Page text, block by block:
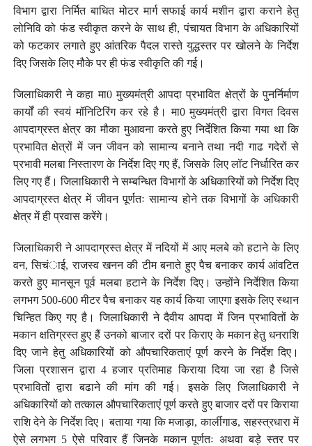
विभाग द्वारा निर्मित बाधित मोटर मार्ग सफाई कार्य मशीन द्वारा कराने हेतु
लोनिवि को फंड स्वीकृत करने के साथ ही, पंचायत विभाग के अधिकारियों
को फटकार लगाते हुए आंतरिक पैदल रास्ते युद्धस्तर पर खोलने के निर्देश
दिए जिसके लिए मौके पर ही फंड स्वीकृति की गई।
जिलाधिकारी ने कहा मा0 मुख्यमंत्री आपदा प्रभावित क्षेत्रों के पुनर्निर्माण
कार्यों की स्वयं मॉनिटिरिंग कर रहे है। मा0 मुख्यमंत्री द्वारा विगत दिवस
आपदाग्रस्त क्षेत्र का मौका मुआवना करते हुए निर्देशित किया गया था कि
प्रभावित क्षेत्रों में जन जीवन को सामान्य बनाने तथा नदी गाढ गदेरों से
प्रभावी मलबा निस्तारण के निर्देश दिए गए हैं, जिसके लिए लॉट निर्धारित कर
लिए गए हैं। जिलाधिकारी ने सम्बन्धित विभागों के अधिकारियों को निर्देश दिए
आपदाग्रस्त क्षेत्र में जीवन पूर्णतः सामान्य होने तक विभागों के अधिकारी
क्षेत्र में ही प्रवास करेंगे।
जिलाधिकारी ने आपदाग्रस्त क्षेत्र में नदियों में आए मलबे को हटाने के लिए
वन, सिचंाई, राजस्व खनन की टीम बनाते हुए पैच बनाकर कार्य आंवटित
करते हुए मानसून पूर्व मलबा हटाने के निर्देश दिए। उन्होंने निर्देशित किया
लगभग 500-600 मीटर पैच बनाकर यह कार्य किया जाएगा इसके लिए स्थान
चिन्हित किए गए है। जिलाधिकारी ने दैवीय आपदा में जिन प्रभावितों के
मकान क्षतिग्रस्त हुए हैं उनको बाजार दरों पर किराए के मकान हेतु धनराशि
दिए जाने हेतु अधिकारियों को औपचारिकताएं पूर्ण करने के निर्देश दिए।
जिला प्रशासन द्वारा 4 हजार प्रतिमाह किराया दिया जा रहा है जिसे
प्रभावितोें द्वारा बढाने की मांग की गई। इसके लिए जिलाधिकारी ने
अधिकारियों को तत्काल औपचारिकताएं पूर्ण करते हुए बाजार दरों पर किराया
राशि देने के निर्देश दिए। बताया गया कि मजाड़ा, कार्लीगाड, सहस्त्रधारा में
ऐसे लगभग 5 ऐसे परिवार हैं जिनके मकान पूर्णतः अथवा बड़े स्तर पर